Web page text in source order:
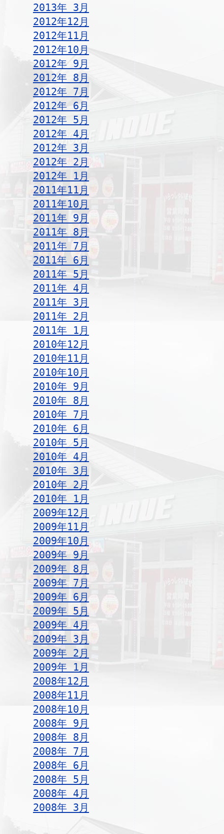
2013年 3月
2012年12月
2012年11月
2012年10月
2012年 9月
2012年 8月
2012年 7月
2012年 6月
2012年 5月
2012年 4月
2012年 3月
2012年 2月
2012年 1月
2011年11月
2011年10月
2011年 9月
2011年 8月
2011年 7月
2011年 6月
2011年 5月
2011年 4月
2011年 3月
2011年 2月
2011年 1月
2010年12月
2010年11月
2010年10月
2010年 9月
2010年 8月
2010年 7月
2010年 6月
2010年 5月
2010年 4月
2010年 3月
2010年 2月
2010年 1月
2009年12月
2009年11月
2009年10月
2009年 9月
2009年 8月
2009年 7月
2009年 6月
2009年 5月
2009年 4月
2009年 3月
2009年 2月
2009年 1月
2008年12月
2008年11月
2008年10月
2008年 9月
2008年 8月
2008年 7月
2008年 6月
2008年 5月
2008年 4月
2008年 3月